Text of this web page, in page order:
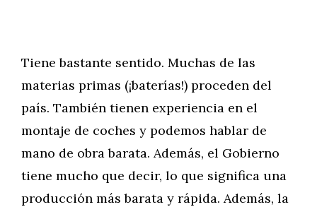
Tiene bastante sentido. Muchas de las
materias primas (¡baterías!) proceden del
país. También tienen experiencia en el
montaje de coches y podemos hablar de
mano de obra barata. Además, el Gobierno
tiene mucho que decir, lo que significa una
producción más barata y rápida. Además, la